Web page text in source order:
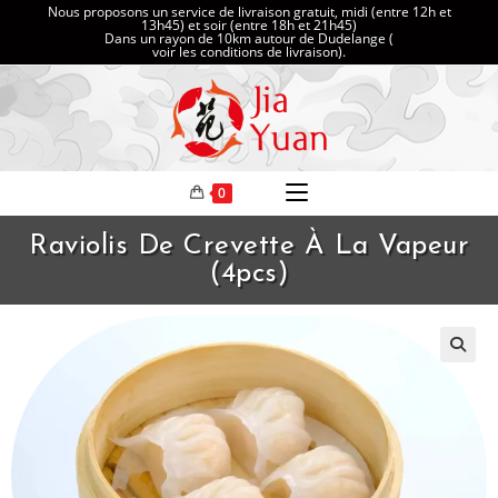
Nous proposons un service de livraison gratuit, midi (entre 12h et
13h45) et soir (entre 18h et 21h45)
Dans un rayon de 10km autour de Dudelange (
voir les conditions de livraison).
0
Raviolis De Crevette À La Vapeur
(4pcs)